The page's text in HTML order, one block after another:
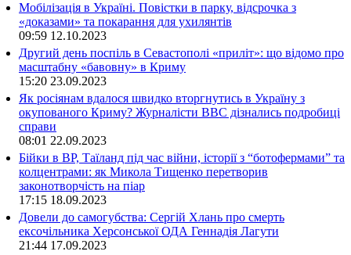
Мобілізація в Україні. Повістки в парку, відсрочка з
«доказами» та покарання для ухилянтів
09:59 12.10.2023
Другий день поспіль в Севастополі «приліт»: що відомо про
масштабну «бавовну» в Криму
15:20 23.09.2023
Як росіянам вдалося швидко вторгнутись в Україну з
окупованого Криму? Журналісти ВВС дізнались подробиці
справи
08:01 22.09.2023
Бійки в ВР, Таїланд під час війни, історії з “ботофермами” та
колцентрами: як Микола Тищенко перетворив
законотворчість на піар
17:15 18.09.2023
Довели до самогубства: Сергій Хлань про смерть
ексочільника Херсонської ОДА Геннадія Лагути
21:44 17.09.2023